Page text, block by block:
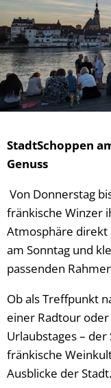
StadtSchoppen
Genuss
Von Donnerstag
fränkische Winzer
Atmosphäre direkt
am Sonntag und
passenden
Ob als Treffpunkt
einer Radtour
Urlaubstages –
fränkische
Ausblicke der Stadt.